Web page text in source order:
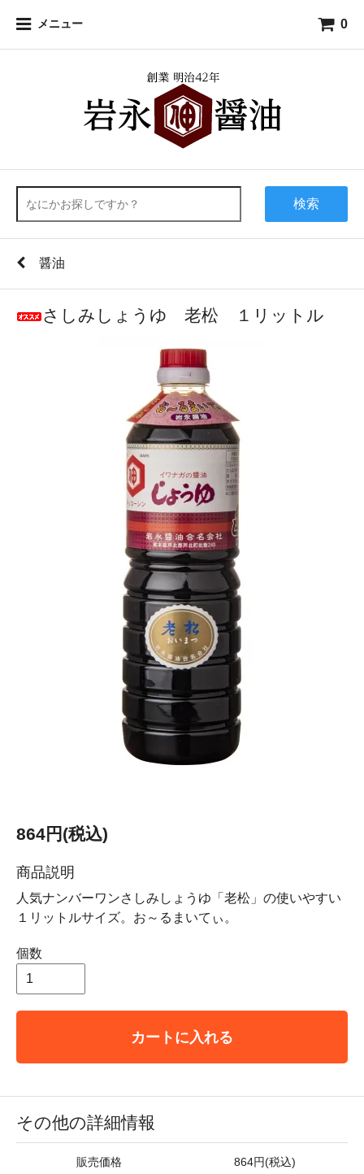
メニュー 0
検索
醤油
さしみしょうゆ 老松 １リットル
864円(税込)
商品説明
人気ナンバーワンさしみしょうゆ「老松」の使いやすい
１リットルサイズ。お～るまいてぃ。
個数
カートに入れる
その他の詳細情報
販売価格 864円(税込)